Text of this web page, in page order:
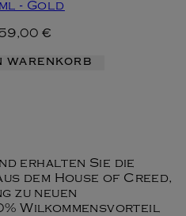
- Gold
€
WARENKORB
erhalten Sie die
dem House of Creed,
zu neuen
Wilkommensvorteil